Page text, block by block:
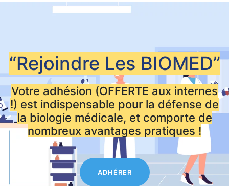
“Rejoindre Les BIOMED”
Votre adhésion (OFFERTE aux internes
!) est indispensable pour la défense de
la biologie médicale, et comporte de
nombreux avantages pratiques !
ADHÉRER